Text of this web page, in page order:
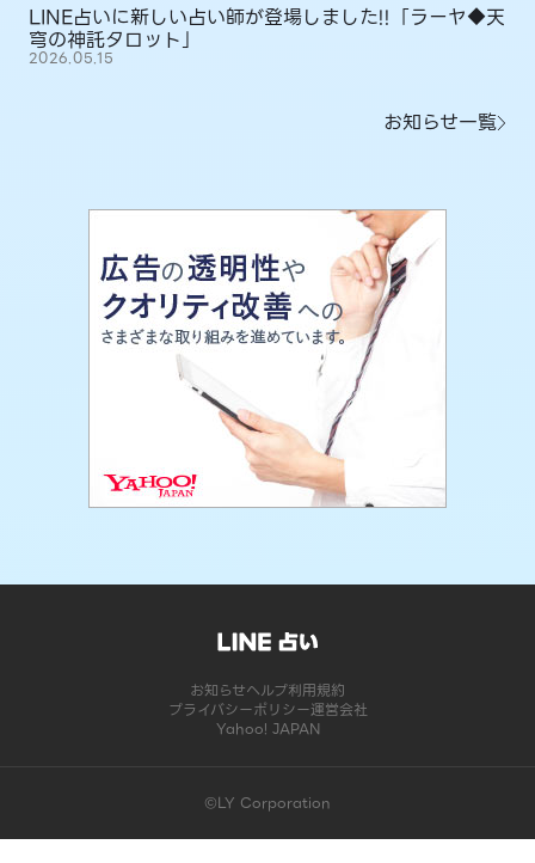
LINE占いに新しい占い師が登場しました!!「ラーヤ◆天
穹の神託タロット」
2026.05.15
お知らせ一覧
お知らせヘルプ利用規約
プライバシーポリシー運営会社
Yahoo! JAPAN
©LY Corporation
このコンテンツは掲載が終了しました | LINE占い